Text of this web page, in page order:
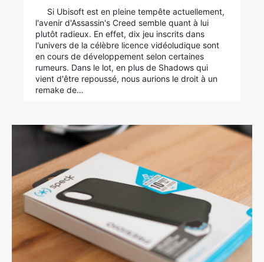
Si Ubisoft est en pleine tempête actuellement,
l'avenir d'Assassin's Creed semble quant à lui
plutôt radieux. En effet, dix jeu inscrits dans
l'univers de la célèbre licence vidéoludique sont
en cours de développement selon certaines
rumeurs. Dans le lot, en plus de Shadows qui
vient d'être repoussé, nous aurions le droit à un
remake de…